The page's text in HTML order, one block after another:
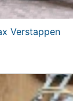
RB19. Max Verstappen